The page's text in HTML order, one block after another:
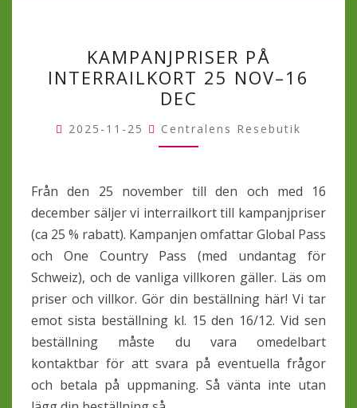
PÅ
INTERRAILKORT
25
NOV–
16
KAMPANJPRISER PÅ
INTERRAILKORT 25 NOV–16
DEC
2025-11-25 Centralens Resebutik
Från den 25 november till den och med 16
december säljer vi interrailkort till kampanjpriser
(ca 25 % rabatt). Kampanjen omfattar Global Pass
och One Country Pass (med undantag för
Schweiz), och de vanliga villkoren gäller. Läs om
priser och villkor. Gör din beställning här! Vi tar
emot sista beställning kl. 15 den 16/12. Vid sen
beställning måste du vara omedelbart
kontaktbar för att svara på eventuella frågor
och betala på uppmaning. Så vänta inte utan